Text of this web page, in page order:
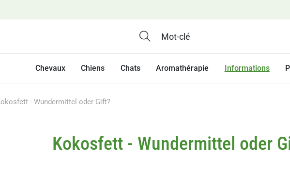
Chevaux Chiens Chats Aromathérapie Informations
- Wundermittel oder Gift?
Kokosfett - Wundermittel oder